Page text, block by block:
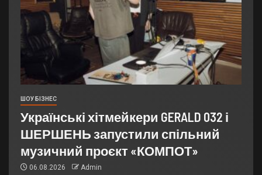
ШОУ БІЗНЕС
Українські хітмейкери GERALD 032 і
ШЕРШЕНЬ запустили спільний
музичний проєкт «КОМПОТ»
06.08.2026 Admin